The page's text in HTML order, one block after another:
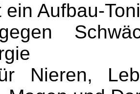
ein Aufbau-
Nieren,